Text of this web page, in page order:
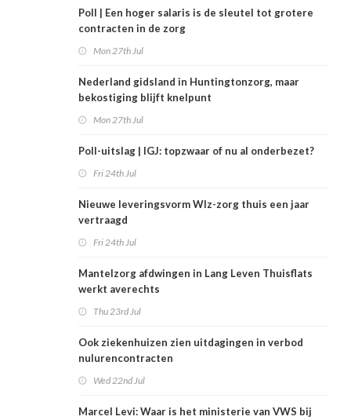
Poll | Een hoger salaris is de sleutel tot grotere
contracten in de zorg
Mon 27th Jul
Nederland gidsland in Huntingtonzorg, maar
bekostiging blijft knelpunt
Mon 27th Jul
Poll-uitslag | IGJ: topzwaar of nu al onderbezet?
Fri 24th Jul
Nieuwe leveringsvorm Wlz-zorg thuis een jaar
vertraagd
Fri 24th Jul
Mantelzorg afdwingen in Lang Leven Thuisflats
werkt averechts
Thu 23rd Jul
Ook ziekenhuizen zien uitdagingen in verbod
nulurencontracten
Wed 22nd Jul
Marcel Levi: Waar is het ministerie van VWS bij